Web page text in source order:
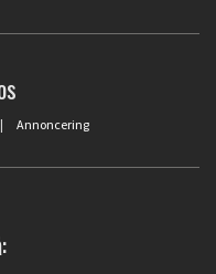
Annoncering